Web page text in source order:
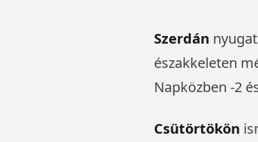
Szerdán
északkeleten
Napközben -2
Csütörtökön